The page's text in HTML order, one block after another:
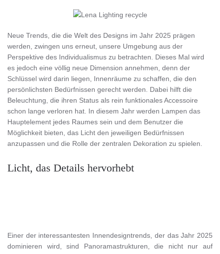
Neue Trends, die die Welt des Designs im Jahr 2025 prägen
werden, zwingen uns erneut, unsere Umgebung aus der
Perspektive des Individualismus zu betrachten. Dieses Mal wird
es jedoch eine völlig neue Dimension annehmen, denn der
Schlüssel wird darin liegen, Innenräume zu schaffen, die den
persönlichsten Bedürfnissen gerecht werden. Dabei hilft die
Beleuchtung, die ihren Status als rein funktionales Accessoire
schon lange verloren hat. In diesem Jahr werden Lampen das
Hauptelement jedes Raumes sein und dem Benutzer die
Möglichkeit bieten, das Licht den jeweiligen Bedürfnissen
anzupassen und die Rolle der zentralen Dekoration zu spielen.
Licht, das Details hervorhebt
Einer der interessantesten Innendesigntrends, der das Jahr 2025
dominieren wird, sind Panoramastrukturen, die nicht nur auf